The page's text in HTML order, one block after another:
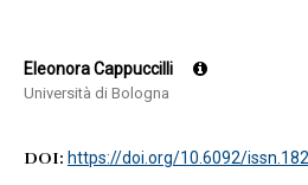
Eleonora Cappuccilli
Università di Bologna
DOI: https://doi.org/10.6092/